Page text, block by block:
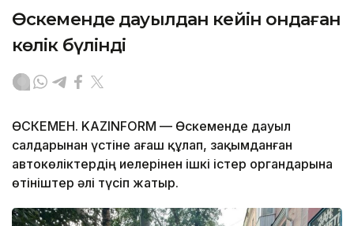
Өскеменде дауылдан кейін ондаған
көлік бүлінді
ӨСКЕМЕН. KAZINFORM — Өскеменде дауыл
салдарынан үстіне ағаш құлап, зақымданған
автокөліктердің иелерінен ішкі істер органдарына
өтініштер әлі түсіп жатыр.